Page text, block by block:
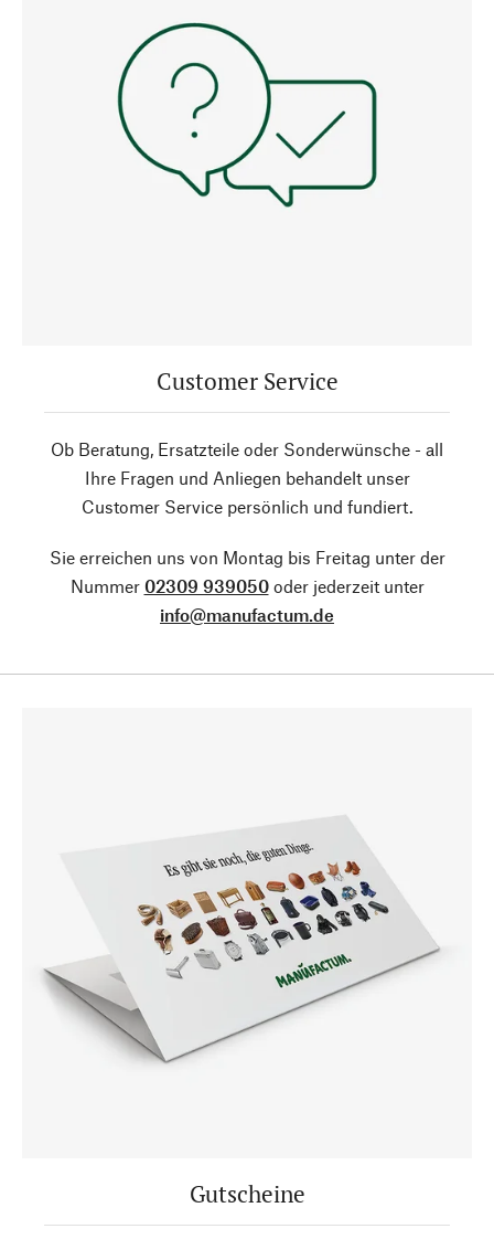
Customer Service
Ob Beratung, Ersatzteile oder Sonderwünsche - all
Ihre Fragen und Anliegen behandelt unser
Customer Service persönlich und fundiert.
Sie erreichen uns von Montag bis Freitag unter der
Nummer 02309 939050oder jederzeit unter
info@manufactum.de
Gutscheine